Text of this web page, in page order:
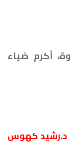
أكرم ضياء
د.رشيد كهوس